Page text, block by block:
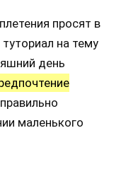
просят в
на тему
день
маленького